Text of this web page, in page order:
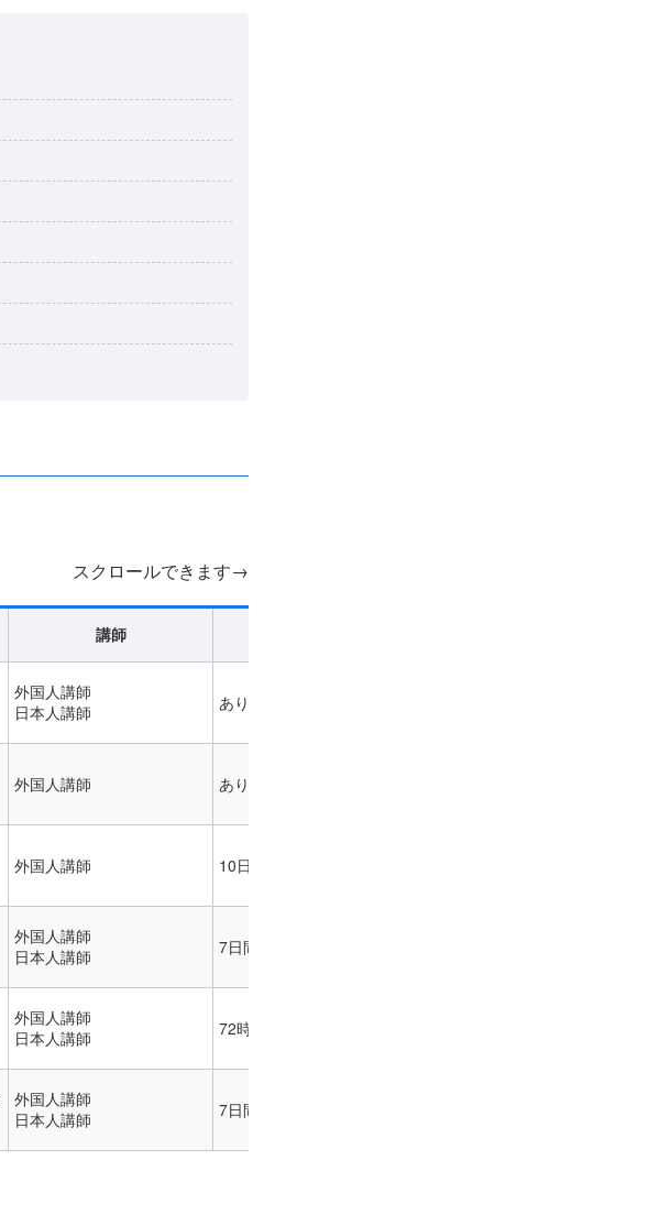
スクロールできます→
講師
外国人講師
日本人講師
あり
外国人講師 あり
外国人講師 10日間無料
外国人講師
日本人講師
7日間無料
外国人講師
日本人講師
72時間（3日間）無料
外国人講師
日本人講師
7日間無料